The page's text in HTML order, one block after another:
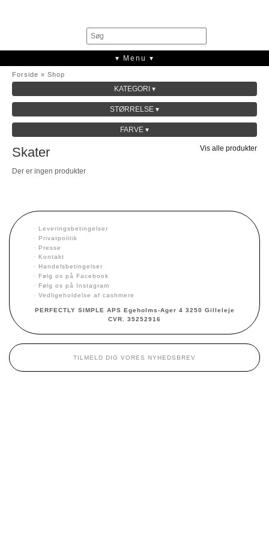
▾ Menu ▾
Forside » Shop
KATEGORI ▾
KOLLEKTION
STØRRELSE ▾
FARVE ▾
Vis alle produkter
Skater
Der er ingen produkter
· Leveringsbetingelser
· Privatpolitik
· Presse
·
Kontakt
· Handelsbetingelser
· Følg os på Facebook
·
Følg os på Instagram
· Vedligeholdelse af cashmere
PERFECTLY SIMPLE APS Egeholms-Ager 4 3250 Gilleleje
CVR. 35252916
TILMELD DIG VORES NYHEDSBREV